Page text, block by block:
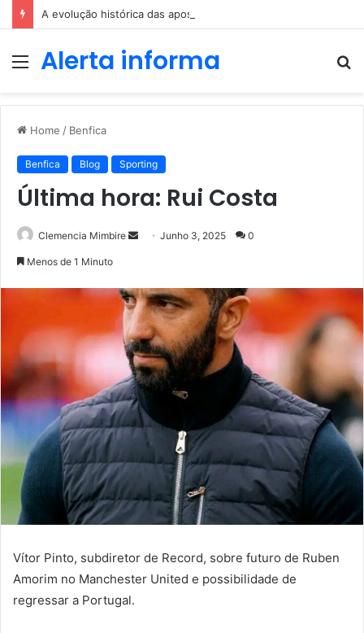
A evolução histórica das apostas ao longo dos séculos
MenuAlerta informa
Home / Benfica
Benfica Blog Sporting
Última hora: Rui Costa
Clemencia Mimbire
SendJunho 3, 2025 0
Menos de 1 Minuto
Vítor Pinto, subdiretor de Record, sobre futuro de Ruben
Amorim no Manchester United e possibilidade de
regressar a Portugal.